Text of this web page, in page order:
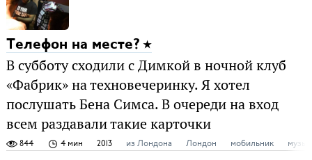
Телефон на месте?
В субботу сходили с Димкой в ночной клуб
«Фабрик» на техновечеринку. Я хотел
послушать Бена Симса. В очереди на вход
всем раздавали такие карточки
844 4 мин 2013 из Лондона Лондон мобильник